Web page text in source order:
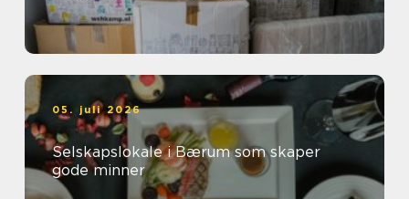
05. juli 2026
Selskapslokale i Bærum som skaper
gode minner